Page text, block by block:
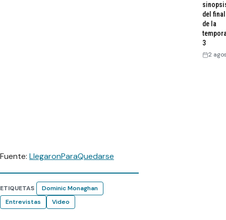
Fuente: LlegaronParaQuedarse
ETIQUETAS
Dominic Monaghan
Entrevistas
Video
del final
de la
3
2